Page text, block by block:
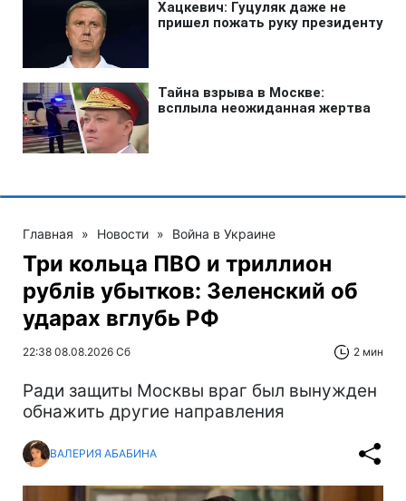
Главная » Новости » Война в Украине
Три кольца ПВО и триллион
рублів убытков: Зеленский об
ударах вглубь РФ
22:38 08.08.2026 Сб 2 мин
Ради защиты Москвы враг был вынужден
обнажить другие направления
ВАЛЕРИЯ АБАБИНА